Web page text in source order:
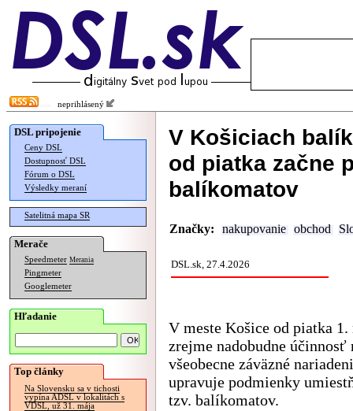
neprihlásený
DSL pripojenie
Ceny DSL
Dostupnosť DSL
Fórum o DSL
Výsledky meraní
Satelitná mapa SR
Merače
Speedmeter Merania
Pingmeter
Googlemeter
Hľadanie
Top články
Na Slovensku sa v tichosti
vypína ADSL v lokalitách s
VDSL, už 31. mája
V Košiciach
od piatka začne
balíkomatov
Značky: nakupovanie obchod
DSL.sk, 27.4.2026
V meste Košice od piatka 1.
zrejme nadobudne účinnosť
všeobecne záväzné
upravuje podmienky
tzv. balíkomatov.